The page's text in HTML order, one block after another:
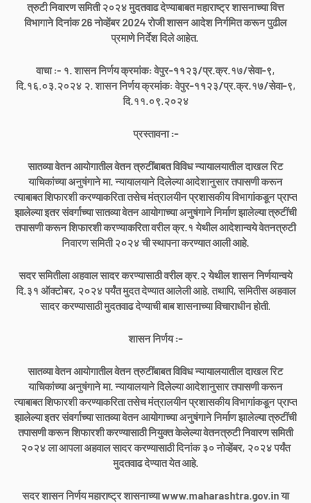
त्रुटी निवारण समिती २०२४ मुदतवाढ देण्याबाबत महाराष्ट्र शासनाच्या वित्त
विभागाने दिनांक 26 नोव्हेंबर 2024 रोजी शासन आदेश निर्गमित करून पुढील
प्रमाणे निर्देश दिले आहेत.
वाचा :- १. शासन निर्णय क्रमांक: वेपुर-११२३/प्र.क्र.१७/सेवा-९,
दि.१६.०३.२०२४ २. शासन निर्णय क्रमांक: वेपुर-११२३/प्र.क्र.१७/सेवा-९,
दि.११.०९.२०२४
प्रस्तावना :-
सातव्या वेतन आयोगातील वेतन त्रुटींबाबत विविध न्यायालयातील दाखल रिट
याचिकांच्या अनुषंगाने मा. न्यायालयाने दिलेल्या आदेशानुसार तपासणी करून
त्याबाबत शिफारशी करण्याकरिता तसेच मंत्रालयीन प्रशासकीय विभागांकडून प्राप्त
झालेल्या इतर संवर्गाच्या सातव्या वेतन आयोगाच्या अनुषंगाने निर्माण झालेल्या त्रुटींची
तपासणी करून शिफारशी करण्याकरिता वरील क्र.१ येथील आदेशान्वये वेतनत्रुटी
निवारण समिती २०२४ ची स्थापना करण्यात आली आहे.
सदर समितीला अहवाल सादर करण्यासाठी वरील क्र.२ येथील शासन निर्णयान्वये
दि.३१ ऑक्टोबर, २०२४ पर्यंत मुदत देण्यात आलेली आहे. तथापि, समितीस अहवाल
सादर करण्यासाठी मुदतवाढ देण्याची बाब शासनाच्या विचाराधीन होती.
शासन निर्णय :-
सातव्या वेतन आयोगातील वेतन त्रुटींबाबत विविध न्यायालयातील दाखल रिट
याचिकांच्या अनुषंगाने मा. न्यायालयाने दिलेल्या आदेशानुसार तपासणी करून
त्याबाबत शिफारशी करण्याकरिता तसेच मंत्रालयीन प्रशासकीय विभागांकडून प्राप्त
झालेल्या इतर संवर्गाच्या सातव्या वेतन आयोगाच्या अनुषंगाने निर्माण झालेल्या त्रुटींची
तपासणी करून शिफारशी करण्यासाठी नियुक्त केलेल्या वेतनत्रुटी निवारण समिती
२०२४ ला आपला अहवाल सादर करण्यासाठी दिनांक ३० नोव्हेंबर, २०२४ पर्यंत
मुदतवाढ देण्यात येत आहे.
सदर शासन निर्णय महाराष्ट्र शासनाच्या www.maharashtra.gov.in या